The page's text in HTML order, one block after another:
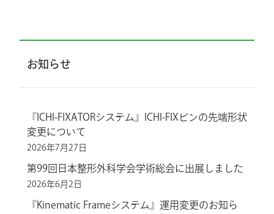
お知らせ
『ICHI-FIXATORシステム』ICHI-FIXピンの先端形状
変更について
2026年7月27日
第99回日本整形外科学会学術総会に出展しました
2026年6月2日
『Kinematic Frameシステム』運用変更のお知ら